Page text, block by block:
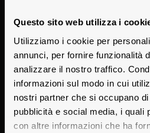
Questo sito web utilizza i
Utilizziamo i cookie per
annunci, per fornire funzionalità
analizzare il nostro traffico.
informazioni sul modo in cui
nostri partner che si occupano
pubblicità e social media, i quali
con altre informazioni che ha